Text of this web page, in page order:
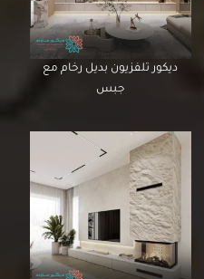
ديكور تلفزيون بديل رخام مع
جبس